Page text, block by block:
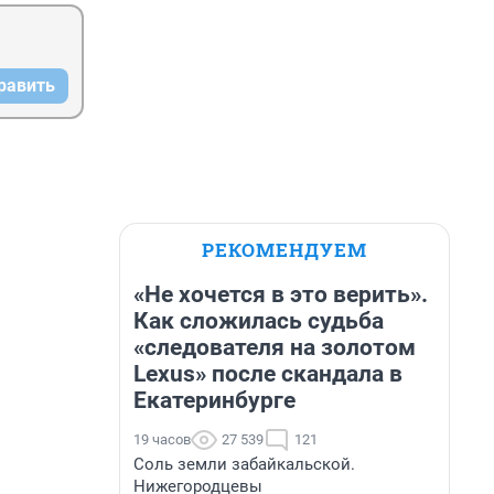
РЕКОМЕНДУЕМ
«Не хочется в это верить».
Как сложилась судьба
«следователя на золотом
Lexus» после скандала в
Екатеринбурге
19 часов 27 539 121
Соль земли забайкальской.
Нижегородцевы